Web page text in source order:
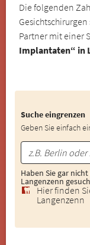
Die folgenden
Partner mit einer
Implantaten“ in
Suche eingrenzen
Geben Sie einfach
Haben Sie gar
Langenzenn
Hier finden
Langenzenn